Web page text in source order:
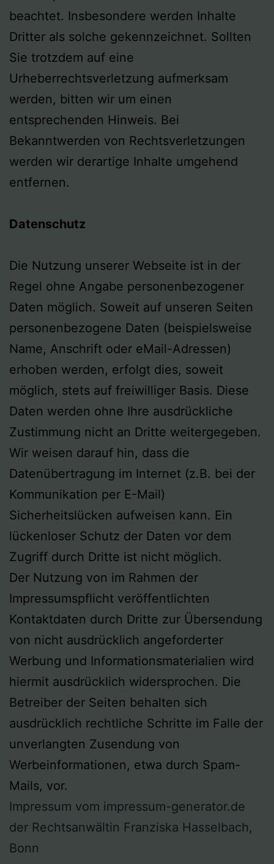
beachtet. Insbesondere werden Inhalte
Dritter als solche gekennzeichnet. Sollten
Sie trotzdem auf eine
Urheberrechtsverletzung aufmerksam
werden, bitten wir um einen
entsprechenden Hinweis. Bei
Bekanntwerden von Rechtsverletzungen
werden wir derartige Inhalte umgehend
entfernen.
Datenschutz
Die Nutzung unserer Webseite ist in der
Regel ohne Angabe personenbezogener
Daten möglich. Soweit auf unseren Seiten
personenbezogene Daten (beispielsweise
Name, Anschrift oder eMail-Adressen)
erhoben werden, erfolgt dies, soweit
möglich, stets auf freiwilliger Basis. Diese
Daten werden ohne Ihre ausdrückliche
Zustimmung nicht an Dritte weitergegeben.
Wir weisen darauf hin, dass die
Datenübertragung im Internet (z.B. bei der
Kommunikation per E-Mail)
Sicherheitslücken aufweisen kann. Ein
lückenloser Schutz der Daten vor dem
Zugriff durch Dritte ist nicht möglich.
Der Nutzung von im Rahmen der
Impressumspflicht veröffentlichten
Kontaktdaten durch Dritte zur Übersendung
von nicht ausdrücklich angeforderter
Werbung und Informationsmaterialien wird
hiermit ausdrücklich widersprochen. Die
Betreiber der Seiten behalten sich
ausdrücklich rechtliche Schritte im Falle der
unverlangten Zusendung von
Werbeinformationen, etwa durch Spam-
Mails, vor.
Impressum vom impressum-generator.de
der Rechtsanwältin Franziska Hasselbach,
Bonn